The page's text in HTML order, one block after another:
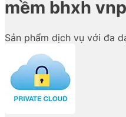
mềm bhxh
Sản phẩm dịch vụ với đa